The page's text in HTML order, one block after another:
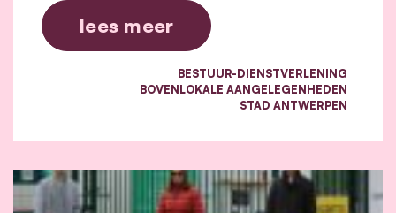
lees meer
BESTUUR-DIENSTVERLENING
BOVENLOKALE AANGELEGENHEDEN
STAD ANTWERPEN